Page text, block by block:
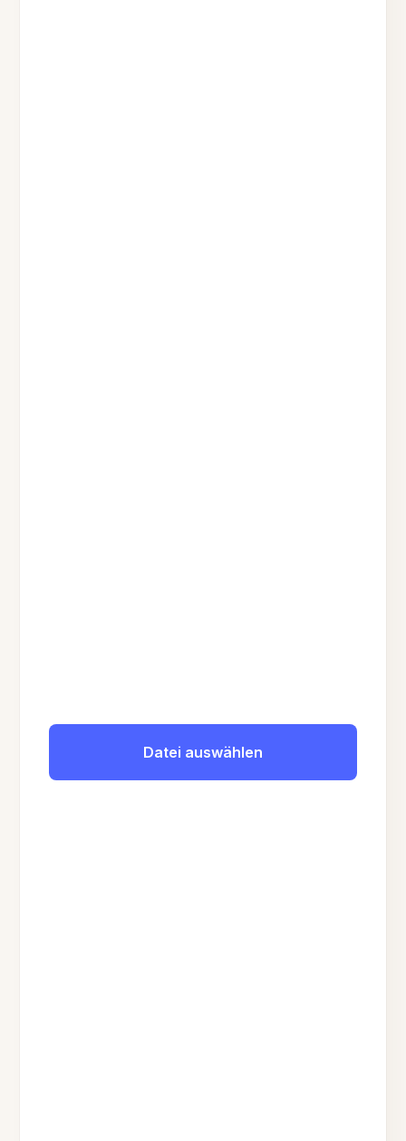
Datei auswählen